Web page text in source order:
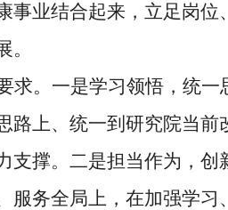
事业结合起来， 立足岗位、
求。一是学习领悟，统
路上、统一到研究院当
撑。二是担当作为，创
服务全局上，在加强学